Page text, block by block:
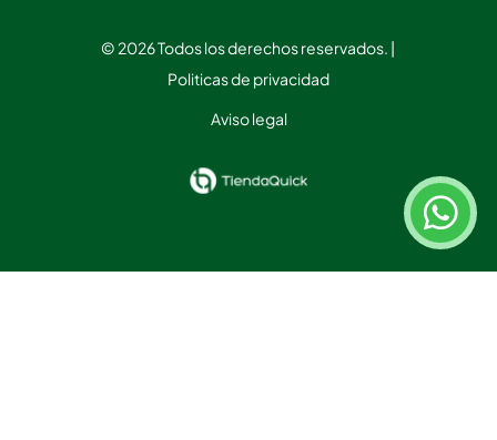
© 2026 Todos los derechos reservados. |
Politicas de privacidad
Aviso legal